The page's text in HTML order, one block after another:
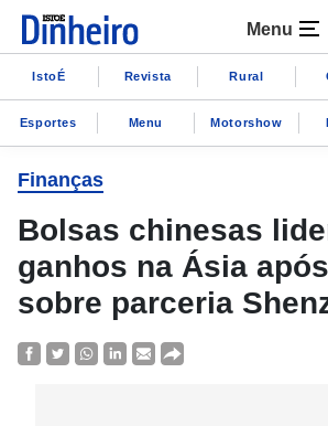
Menu
IstoÉ Revista Rural
Esportes Menu Motorshow
Finanças
Bolsas chinesas
ganhos na Ásia
sobre parceria